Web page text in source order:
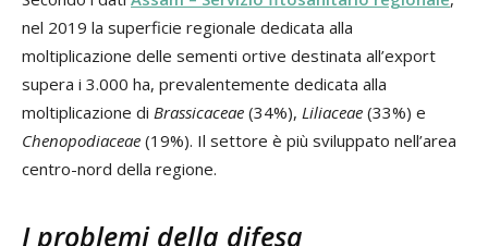
nel 2019 la superficie regionale dedicata alla
moltiplicazione delle sementi ortive destinata all’export
supera i 3.000 ha, prevalentemente dedicata alla
moltiplicazione di Brassicaceae (34%), Liliaceae (33%) e
Chenopodiaceae (19%). Il settore è più sviluppato nell’area
centro-nord della regione.
I problemi della difesa